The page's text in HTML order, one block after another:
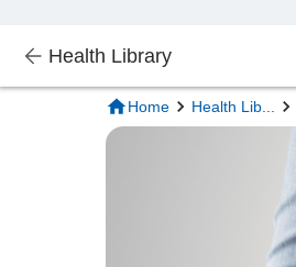
Health Library
Home Health Lib...